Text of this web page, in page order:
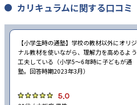
カリキュラムに関する口コミ
【小学生時の通塾】学校の教材以外にオリジ
ナル教材を使いながら、理解力を高めるよう
工夫している（小学5〜6年時に子どもが通
塾。回答時期2023年3月）
5.0